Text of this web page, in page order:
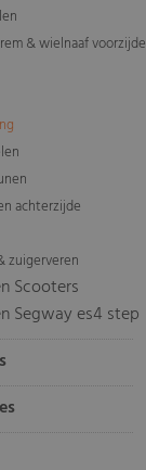
& wielnaaf voorzijde
achterzijde
zuigerveren
Scooters
Segway es4 step